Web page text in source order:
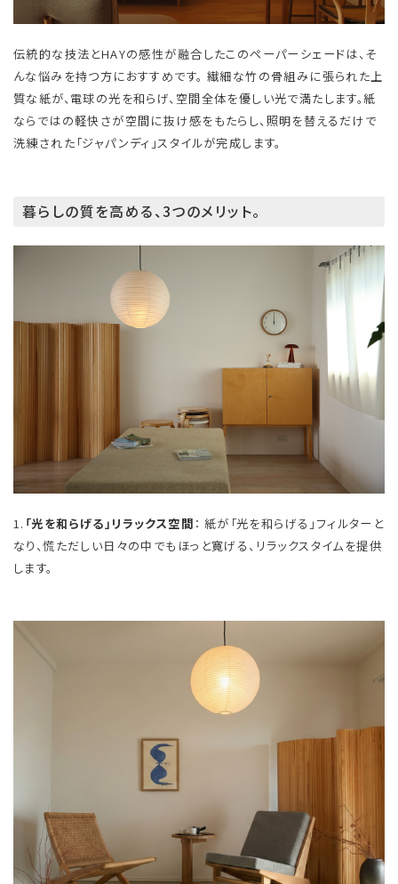
伝統的な技法とHAYの感性が融合したこのペーパーシェードは、そ
んな悩みを持つ方におすすめです。 繊細な竹の骨組みに張られた上
質な紙が、電球の光を和らげ、空間全体を優しい光で満たします。紙
ならではの軽快さが空間に抜け感をもたらし、照明を替えるだけで
洗練された「ジャパンディ」スタイルが完成します。
暮らしの質を高める、3つのメリット。
1. 「光を和らげる」リラックス空間 ： 紙が「光を和らげる」フィルターと
なり、慌ただしい日々の中でもほっと寛げる、リラックスタイムを提供
します。